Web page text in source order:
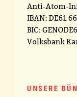
Anti-Atom-
IBAN: DE61
BIC:
Volksbank
UNSERE